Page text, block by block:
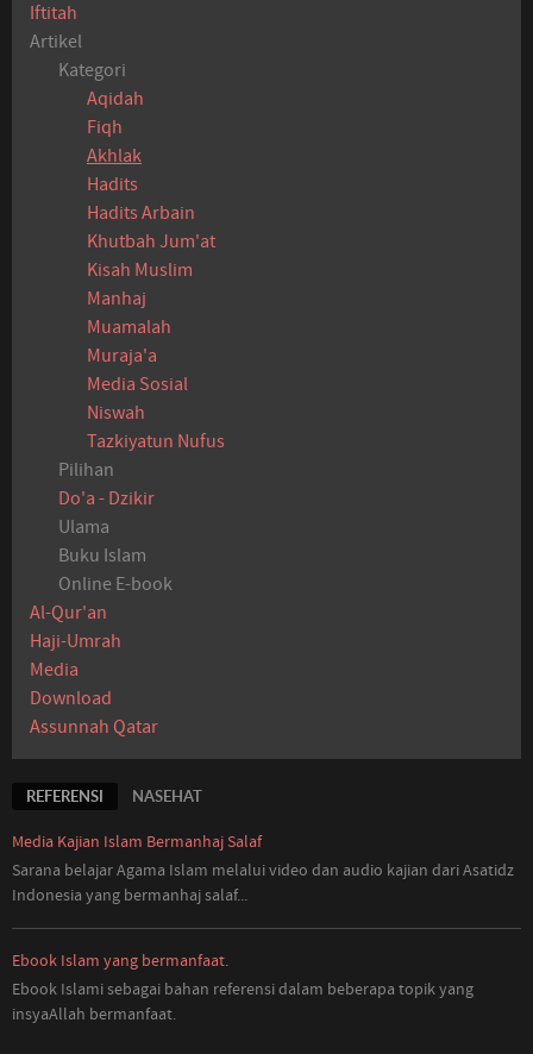
Iftitah
Artikel
Kategori
Aqidah
Fiqh
Akhlak
Hadits
Hadits Arbain
Khutbah Jum'at
Kisah Muslim
Manhaj
Muamalah
Muraja'a
Media Sosial
Niswah
Tazkiyatun Nufus
Pilihan
Do'a - Dzikir
Ulama
Buku Islam
Online E-book
Al-Qur'an
Haji-Umrah
Media
Download
Assunnah Qatar
REFERENSI NASEHAT
Media Kajian Islam Bermanhaj Salaf
Sarana belajar Agama Islam melalui video dan audio kajian dari Asatidz
Indonesia yang bermanhaj salaf...
Ebook Islam yang bermanfaat.
Ebook Islami sebagai bahan referensi dalam beberapa topik yang
insyaAllah bermanfaat.